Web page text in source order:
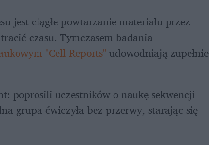
jest ciągłe powtarzanie materiału przez
czasu. Tymczasem badania
"Cell Reports" udowodniają zupełnie
poprosili uczestników o naukę sekwencji
grupa ćwiczyła bez przerwy, starając się